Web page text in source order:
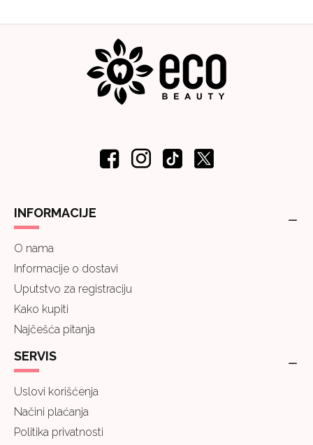
INFORMACIJE
O nama
Informacije o dostavi
Uputstvo za registraciju
Kako kupiti
Najčešća pitanja
SERVIS
Uslovi korišćenja
Načini plaćanja
Politika privatnosti